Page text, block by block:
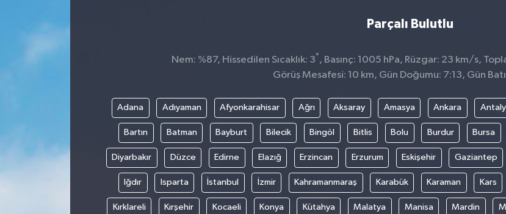
Parçalı Bulutlu
Nem: %87, Hissedilen Sıcaklık: 3° , Basınç: 1005 hPa, Rüzgar: 23 km/s,
Görüş Mesafesi: 10 km, Gün Doğumu: 7:13, Gün
Adana Adıyaman Afyonkarahisar Ağrı Aksaray Amasya Ankara
Bartın Batman Bayburt Bilecik Bingöl Bitlis Bolu Burdur Bursa
Diyarbakır Düzce Edirne Elazığ Erzincan Erzurum Eskişehir Gaziantep
Iğdır Isparta İstanbul İzmir Kahramanmaraş Karabük Karaman Kars
Kırklareli Kırşehir Kocaeli Konya Kütahya Malatya Manisa Mardin